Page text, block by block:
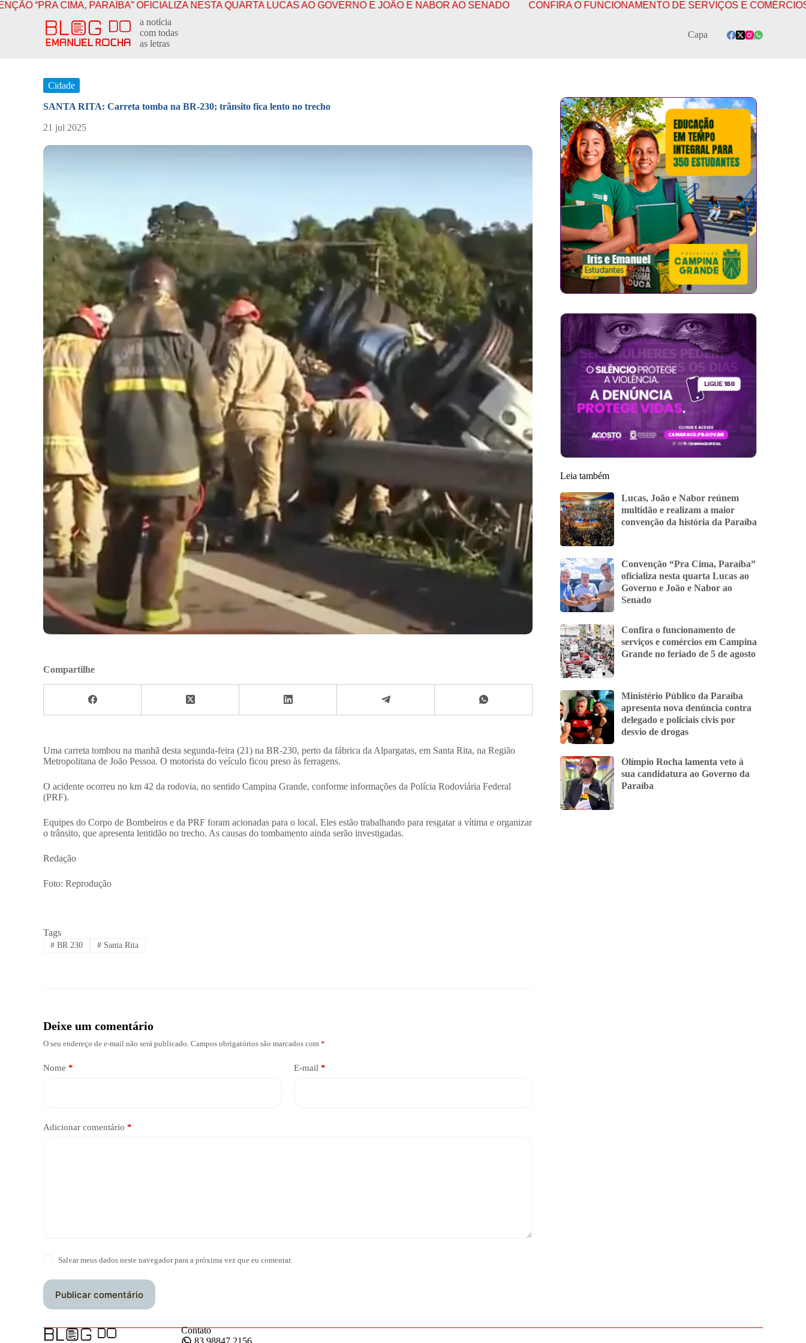
P
PARAÍBA” OFICIALIZA NESTA QUARTA LUCAS AO GOVERNO E JOÃO E NABOR AO SENADO
CONFIRA O FUNCIONAMENTO DE SERVIÇOS E COMÉRCIOS EM CAMPINA
a notícia
com todas
as letras
Capa
Cidade
SANTA RITA: Carreta tomba na BR-230; trânsito fica lento no trecho
21 jul 2025
Compartilhe
Uma carreta tombou na manhã desta segunda-feira (21) na BR-230, perto da fábrica da Alpargatas, em Santa Rita, na Região
Metropolitana de João Pessoa. O motorista do veículo ficou preso às ferragens.
O acidente ocorreu no km 42 da rodovia, no sentido Campina Grande, conforme informações da Polícia Rodoviária Federal
(PRF).
Equipes do Corpo de Bombeiros e da PRF foram acionadas para o local. Eles estão trabalhando para resgatar a vítima e organizar
o trânsito, que apresenta lentidão no trecho. As causas do tombamento ainda serão investigadas.
Redação
Foto: Reprodução
Tags
#BR 230 #Santa Rita
Deixe um comentário
O seu endereço de e-mail não será publicado. Campos obrigatórios são marcados com *
Nome * E-mail *
Adicionar comentário *
Salvar meus dados neste navegador para a próxima vez que eu comentar.
Publicar comentário
Leia também
Lucas, João e Nabor reúnem
multidão e realizam a maior
convenção da história da Paraíba
Convenção “Pra Cima, Paraíba”
oficializa nesta quarta Lucas ao
Governo e João e Nabor ao
Senado
Confira o funcionamento de
serviços e comércios em Campina
Grande no feriado de 5 de agosto
Ministério Público da Paraíba
apresenta nova denúncia contra
delegado e policiais civis por
desvio de drogas
Olímpio Rocha lamenta veto à
sua candidatura ao Governo da
Paraíba
Contato